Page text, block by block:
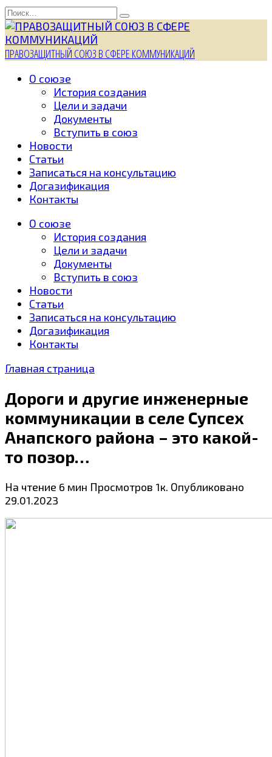
Перейти
к
содержанию
Search
for:
ПРАВОЗАЩИТНЫЙ СОЮЗ В СФЕРЕ КОММУНИКАЦИЙ
О союзе
История создания
Цели и задачи
Документы
Вступить в союз
Новости
Статьи
Записаться на консультацию
Догазификация
Контакты
О союзе
История создания
Цели и задачи
Документы
Вступить в союз
Новости
Статьи
Записаться на консультацию
Догазификация
Контакты
Главная страница
Дороги и другие инженерные
коммуникации в селе Супсех
Анапского района – это какой-
то позор…
На чтение 6 мин Просмотров 1к. Опубликовано
29.01.2023